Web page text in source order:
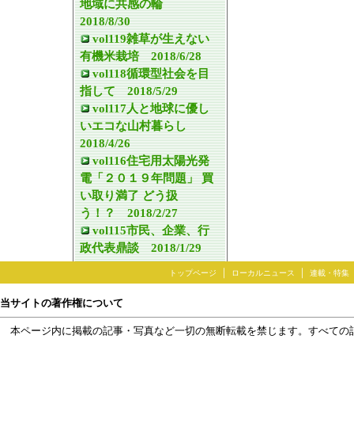
地域に共感の輪
2018/8/30
vol119雑草が生えない
有機米栽培 2018/6/28
vol118循環型社会を目
指して 2018/5/29
vol117人と地球に優し
いエコな山村暮らし
2018/4/26
vol116住宅用太陽光発
電「２０１９年問題」 買
い取り満了 どう扱
う！？ 2018/2/27
vol115市民、企業、行
政代表鼎談 2018/1/29
トップページ ｜ ローカルニュース ｜ 連載・特集
当サイトの著作権について
本ページ内に掲載の記事・写真など一切の無断転載を禁じます。すべて